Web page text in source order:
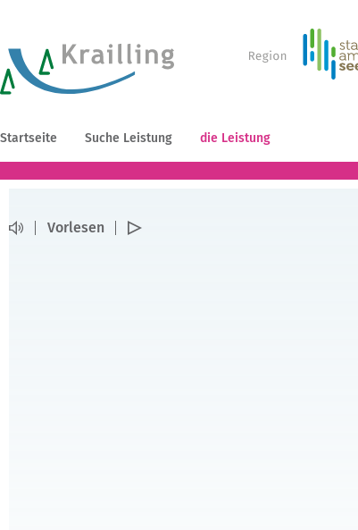
Startseite Suche Leistung die Leistung
Vorlesen